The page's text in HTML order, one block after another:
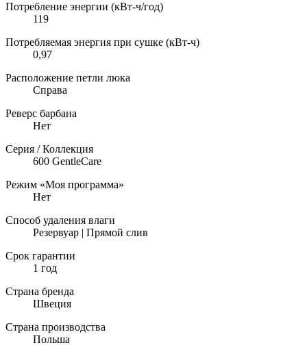
Потребление энергии (кВт-ч/год)
119
Потребляемая энергия при сушке (кВт-ч)
0,97
Расположение петли люка
Справа
Реверс барбана
Нет
Серия / Коллекция
600 GentleCare
Режим «Моя программа»
Нет
Способ удаления влаги
Резервуар | Прямой слив
Срок гарантии
1 год
Страна бренда
Швеция
Страна производства
Польша